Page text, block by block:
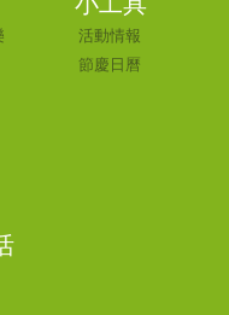
活動情報
節慶日曆